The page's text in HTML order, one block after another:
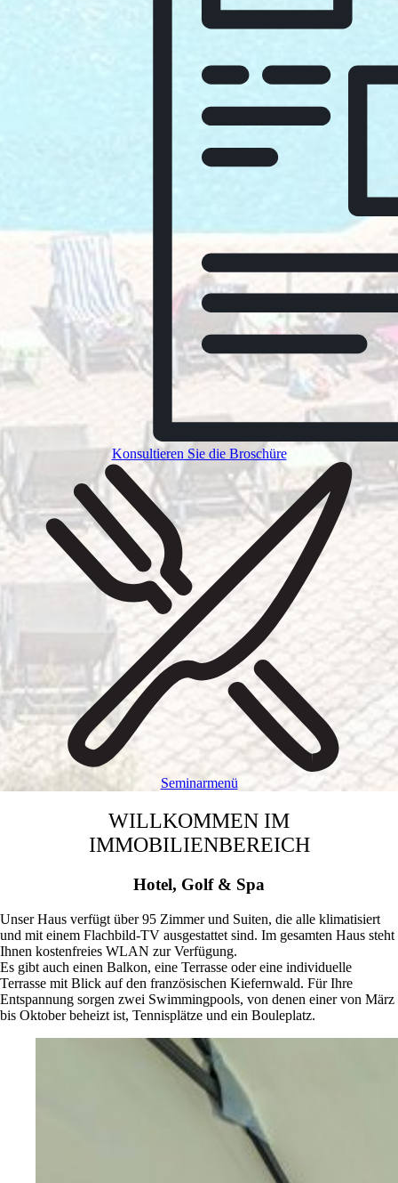
Konsultieren Sie die Broschüre
Seminarmenü
WILLKOMMEN IM
IMMOBILIENBEREICH
Hotel, Golf & Spa
Unser Haus verfügt über 95 Zimmer und Suiten, die alle klimatisiert
und mit einem Flachbild-TV ausgestattet sind. Im gesamten Haus steht
Ihnen kostenfreies WLAN zur Verfügung.
Es gibt auch einen Balkon, eine Terrasse oder eine individuelle
Terrasse mit Blick auf den französischen Kiefernwald. Für Ihre
Entspannung sorgen zwei Swimmingpools, von denen einer von März
bis Oktober beheizt ist, Tennisplätze und ein Bouleplatz.